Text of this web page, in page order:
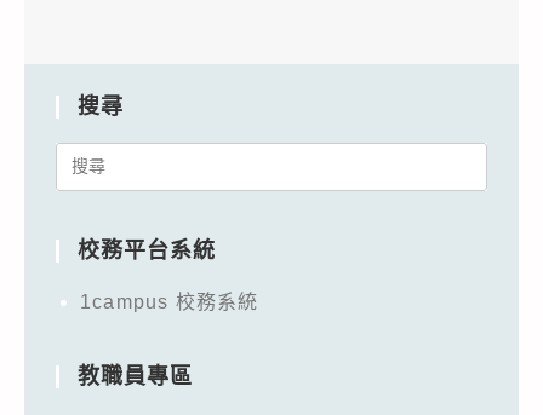
搜尋
Search
校務平台系統
1campus 校務系統
教職員專區